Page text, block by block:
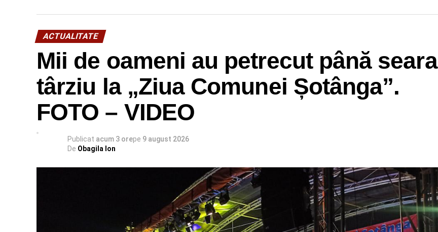
ACTUALITATE
Mii de oameni au petrecut până seara
târziu la „Ziua Comunei Șotânga”.
FOTO – VIDEO
Publicat acum 3 orepe 9 august 2026
De Obagila Ion